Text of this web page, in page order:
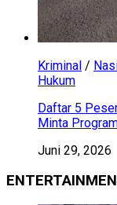
Kriminal /
Hukum
Daftar 5
Minta
Juni 29, 2026